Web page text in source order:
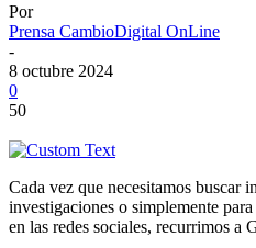
Por
Prensa CambioDigital OnLine
-
8 octubre 2024
0
50
Cada vez que necesitamos buscar
investigaciones o simplemente
en las redes sociales, recurrimos a